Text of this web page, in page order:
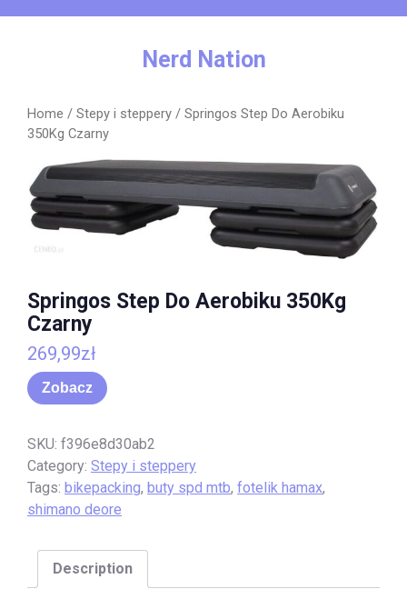
Nerd Nation
Home / Stepy i steppery / Springos Step Do Aerobiku
350Kg Czarny
Springos Step Do Aerobiku 350Kg
Czarny
269,99zł
Zobacz
SKU: f396e8d30ab2
Category: Stepy i steppery
Tags: bikepacking, buty spd mtb, fotelik hamax,
shimano deore
Description